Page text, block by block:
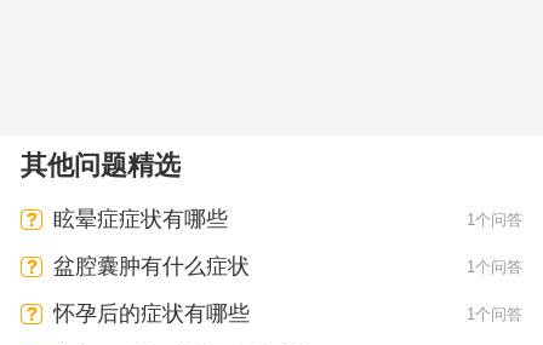
其他问题精选
眩晕症症状有哪些 1个问答
盆腔囊肿有什么症状 1个问答
怀孕后的症状有哪些 1个问答